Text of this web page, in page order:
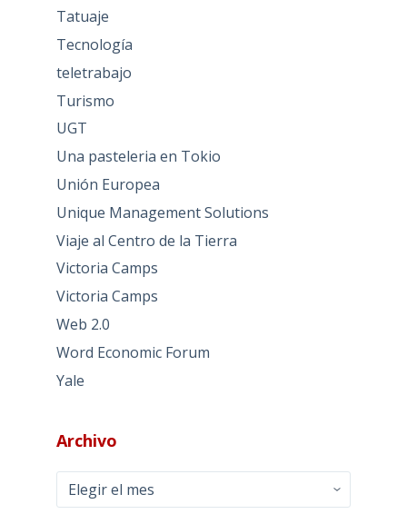
Tatuaje
Tecnología
teletrabajo
Turismo
UGT
Una pasteleria en Tokio
Unión Europea
Unique Management Solutions
Viaje al Centro de la Tierra
Victoria Camps
Victoria Camps
Web 2.0
Word Economic Forum
Yale
Archivo
Archivo